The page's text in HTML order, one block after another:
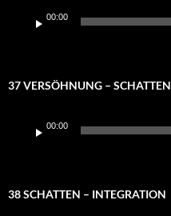
Player
00:00
37 VERSÖHNUNG – SCHATTEN
Player
00:00
38 SCHATTEN – INTEGRATION